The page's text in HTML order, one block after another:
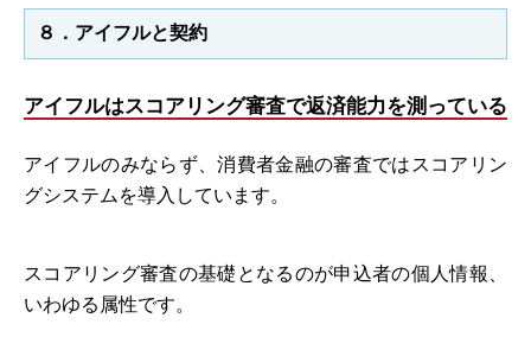
８．アイフルと契約
アイフルはスコアリング審査で返済能力を測っている
アイフルのみならず、消費者金融の審査ではスコアリン
グシステムを導入しています。
スコアリング審査の基礎となるのが申込者の個人情報、
いわゆる属性です。